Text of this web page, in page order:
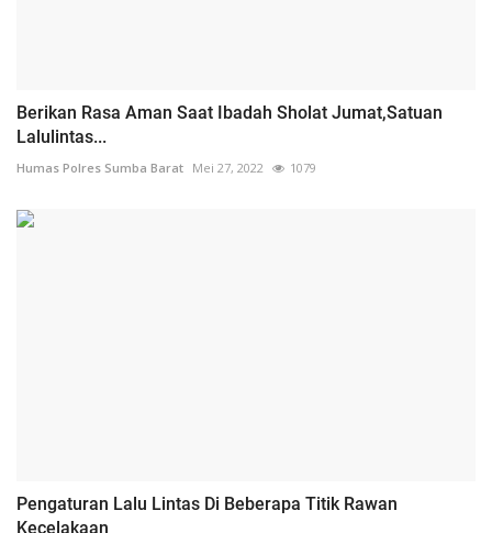
Berikan Rasa Aman Saat Ibadah Sholat Jumat,Satuan
Lalulintas...
Humas Polres Sumba Barat Mei 27, 2022 1079
Pengaturan Lalu Lintas Di Beberapa Titik Rawan
Kecelakaan